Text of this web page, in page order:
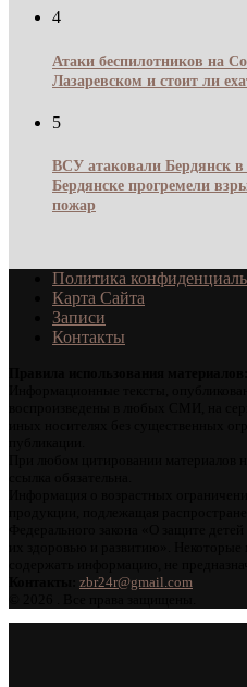
4
Атаки беспилотников на
Лазаревском и стоит ли
5
ВСУ атаковали Бердянск
Бердянске прогремели
пожар
Политика
Карта Сайта
Записи
Контакты
zbr24r@gmail.com